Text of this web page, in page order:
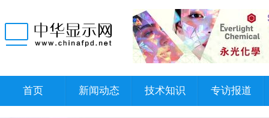
首页 新闻动态 技术知识 专访报道